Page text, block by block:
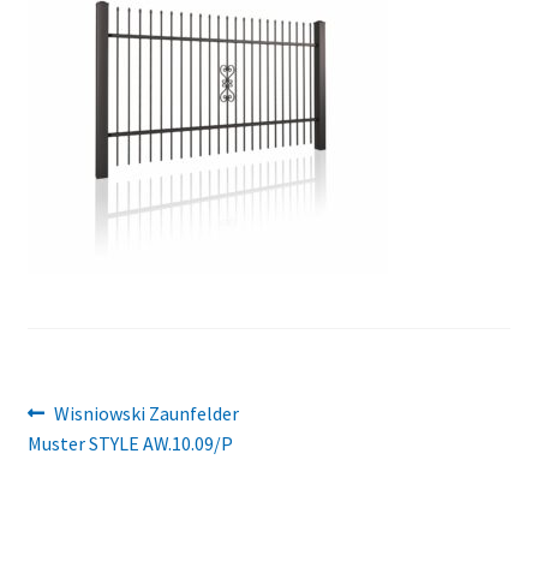
Beitragsnavigation
Vorheriger
Beitrag:
Wisniowski Zaunfelder
Muster STYLE AW.10.09/P